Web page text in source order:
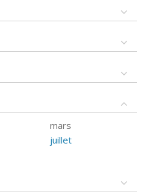
mars
juillet